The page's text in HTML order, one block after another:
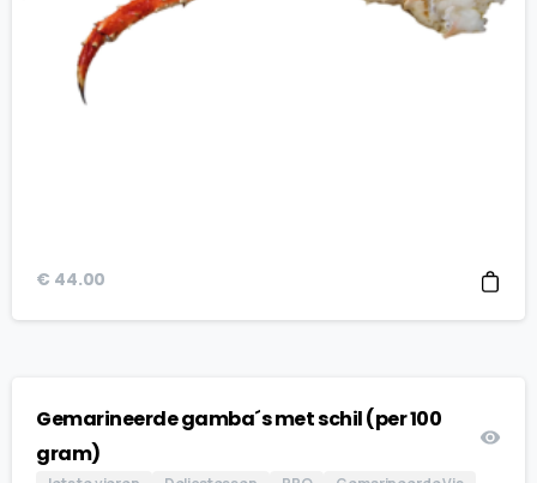
€ 44.00
Gemarineerde gamba´s met schil (per 100
gram)